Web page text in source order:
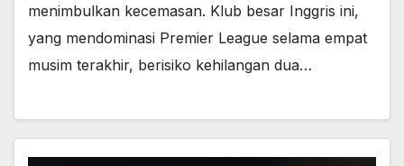
menimbulkan kecemasan. Klub besar Inggris ini,
yang mendominasi Premier League selama empat
musim terakhir, berisiko kehilangan dua…